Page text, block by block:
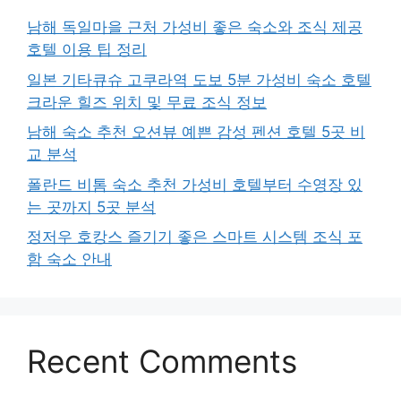
남해 독일마을 근처 가성비 좋은 숙소와 조식 제공
호텔 이용 팁 정리
일본 기타큐슈 고쿠라역 도보 5분 가성비 숙소 호텔
크라운 힐즈 위치 및 무료 조식 정보
남해 숙소 추천 오션뷰 예쁜 감성 펜션 호텔 5곳 비
교 분석
폴란드 비톰 숙소 추천 가성비 호텔부터 수영장 있
는 곳까지 5곳 분석
정저우 호캉스 즐기기 좋은 스마트 시스템 조식 포
함 숙소 안내
Recent Comments